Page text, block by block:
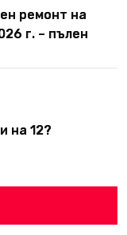
ремонт на
г. – пълен
на 12?